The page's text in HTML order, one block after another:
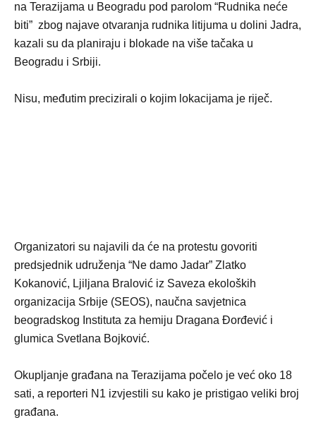
na Terazijama u Beogradu pod parolom “Rudnika neće
biti” zbog najave otvaranja rudnika litijuma u dolini Jadra,
kazali su da planiraju i blokade na više tačaka u
Beogradu i Srbiji.
Nisu, međutim precizirali o kojim lokacijama je riječ.
Organizatori su najavili da će na protestu govoriti
predsjednik udruženja “Ne damo Jadar” Zlatko
Kokanović, Ljiljana Bralović iz Saveza ekoloških
organizacija Srbije (SEOS), naučna savjetnica
beogradskog Instituta za hemiju Dragana Đorđević i
glumica Svetlana Bojković.
Okupljanje građana na Terazijama počelo je već oko 18
sati, a reporteri N1 izvjestili su kako je pristigao veliki broj
građana.